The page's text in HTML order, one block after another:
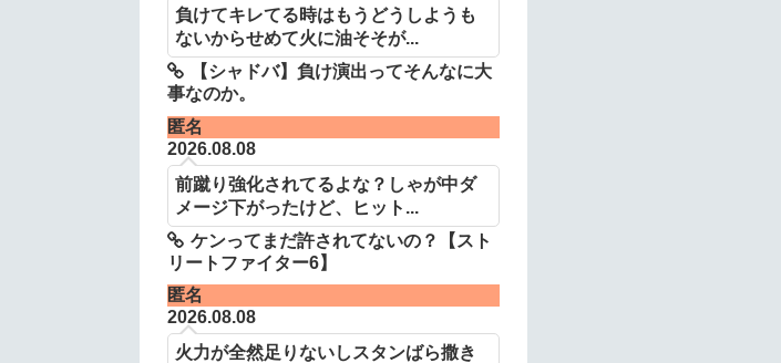
負けてキレてる時はもうどうしようも
ないからせめて火に油そそが...
【シャドバ】負け演出ってそんなに大
事なのか。
匿名
2026.08.08
前蹴り強化されてるよな？しゃが中ダ
メージ下がったけど、ヒット...
ケンってまだ許されてないの？【スト
リートファイター6】
匿名
2026.08.08
火力が全然足りないしスタンばら撒き